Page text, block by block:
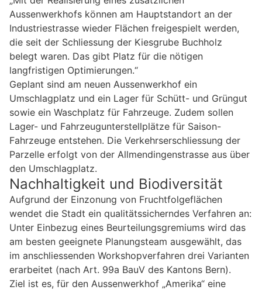
Aussenwerkhofs können am Hauptstandort an der
Industriestrasse wieder Flächen freigespielt werden,
die seit der Schliessung der Kiesgrube Buchholz
belegt waren. Das gibt Platz für die nötigen
langfristigen Optimierungen.“
Geplant sind am neuen Aussenwerkhof ein
Umschlagplatz und ein Lager für Schütt- und Grüngut
sowie ein Waschplatz für Fahrzeuge. Zudem sollen
Lager- und Fahrzeugunterstellplätze für Saison-
Fahrzeuge entstehen. Die Verkehrserschliessung der
Parzelle erfolgt von der Allmendingenstrasse aus über
den Umschlagplatz.
Nachhaltigkeit und Biodiversität
Aufgrund der Einzonung von Fruchtfolgeflächen
wendet die Stadt ein qualitätssicherndes Verfahren an:
Unter Einbezug eines Beurteilungsgremiums wird das
am besten geeignete Planungsteam ausgewählt, das
im anschliessenden Workshopverfahren drei Varianten
erarbeitet (nach Art. 99a BauV des Kantons Bern).
Ziel ist es, für den Aussenwerkhof „Amerika“ eine